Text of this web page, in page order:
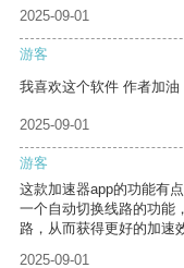
2025-09-01
游客
我喜欢这个软件 作者加油
2025-09-01
游客
这款加速器app的功能有
一个自动切换线路的功能
路，从而获得更好的加速
2025-09-01